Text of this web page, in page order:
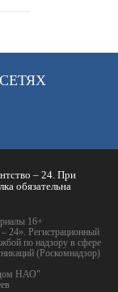
– 24. При
обязательна
16+
24». Регистрационный
по надзору в сфере
(Роскомнадзор)
НАО"